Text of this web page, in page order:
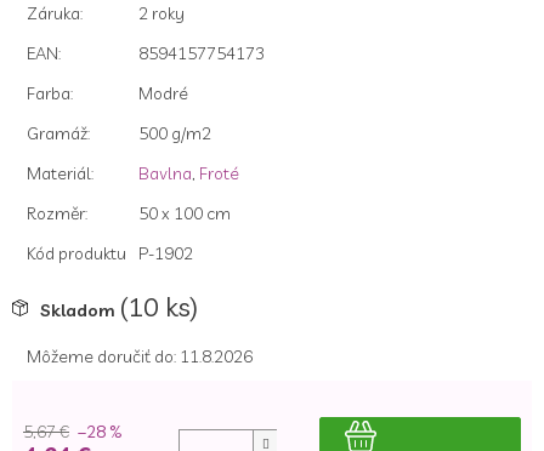
Záruka:
2 roky
EAN:
8594157754173
Farba:
Modré
Gramáž:
500 g/m2
Materiál: Bavlna, Froté
Rozměr:
50 x 100 cm
Kód produktu
P-1902
Skladom (10 ks)
Môžeme doručiť do: 11.8.2026
5,67 € –28 %